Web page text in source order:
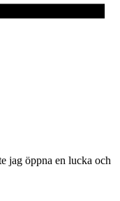
jag öppna en lucka och